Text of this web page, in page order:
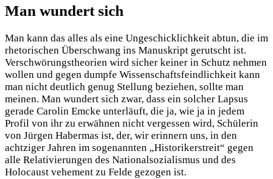
Man wundert sich
Man kann das alles als eine Ungeschicklichkeit abtun, die im
rhetorischen Überschwang ins Manuskript gerutscht ist.
Verschwörungstheorien wird sicher keiner in Schutz nehmen
wollen und gegen dumpfe Wissenschaftsfeindlichkeit kann
man nicht deutlich genug Stellung beziehen, sollte man
meinen. Man wundert sich zwar, dass ein solcher Lapsus
gerade Carolin Emcke unterläuft, die ja, wie ja in jedem
Profil von ihr zu erwähnen nicht vergessen wird, Schülerin
von Jürgen Habermas ist, der, wir erinnern uns, in den
achtziger Jahren im sogenannten „Historikerstreit“ gegen
alle Relativierungen des Nationalsozialismus und des
Holocaust vehement zu Felde gezogen ist.